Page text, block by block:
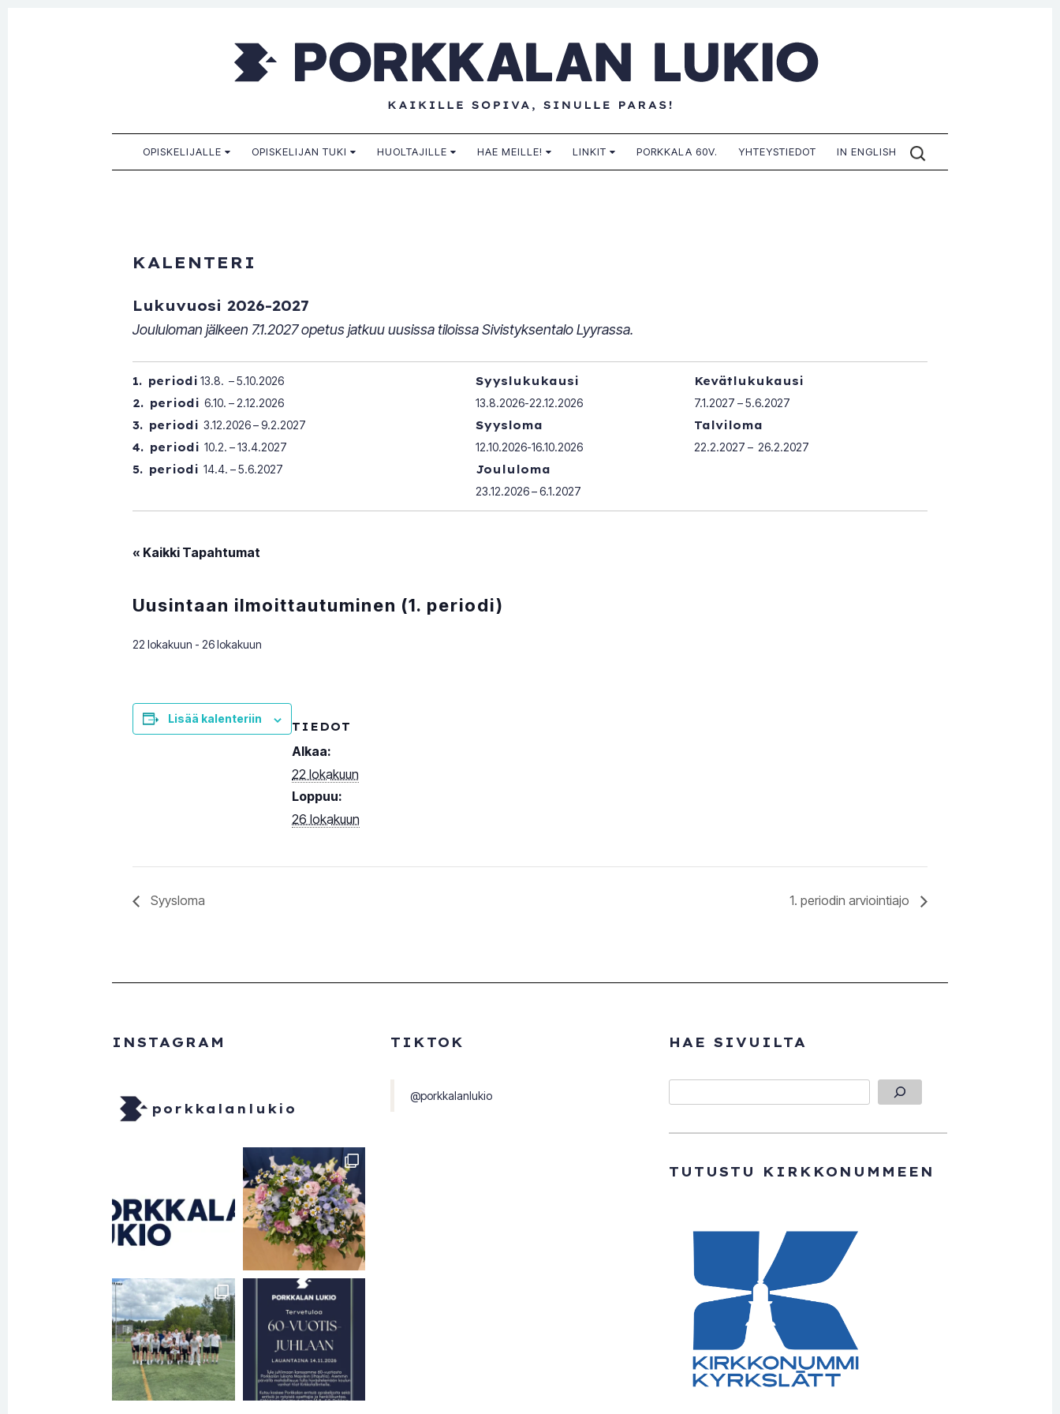
Porkkalan lukio
Kaikille sopiva, sinulle paras!
OPISKELIJALLE
OPISKELIJAN TUKI HUOLTAJILLE HAE MEILLE! LINKIT PORKKALA 60V. YHTEYSTIEDOT IN ENGLISH
ETSI
SIVUILTA:
KALENTERI
Lukuvuosi 2026-2027
Joululoman jälkeen 7.1.2027 opetus jatkuu uusissa tiloissa Sivistyksentalo Lyyrassa.
1. periodi 13.8. – 5.10.2026
2. periodi 6.10. – 2.12.2026
3. periodi 3.12.2026 – 9.2.2027
4. periodi 10.2. – 13.4.2027
5. periodi 14.4. – 5.6.2027
Syyslukukausi
13.8.2026-22.12.2026
Syysloma
12.10.2026-16.10.2026
Joululoma
23.12.2026 – 6.1.2027
Kevätlukukausi
7.1.2027 – 5.6.2027
Talviloma
22.2.2027 – 26.2.2027
« Kaikki Tapahtumat
Uusintaan ilmoittautuminen (1. periodi)
22 lokakuun - 26 lokakuun
Lisää kalenteriin
TIEDOT
Alkaa:
22 lokakuun
Loppuu:
26 lokakuun
Syysloma 1. periodin arviointiajo
INSTAGRAM
porkkalanlukio
TIKTOK
@porkkalanlukio
HAE SIVUILTA
TUTUSTU KIRKKONUMMEEN